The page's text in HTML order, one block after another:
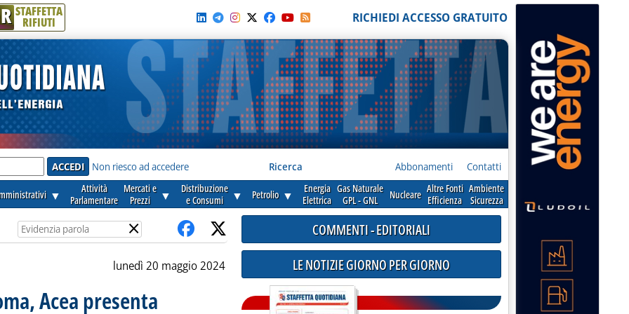
R STAFFETTA
RIFIUTI RICHIEDI ACCESSO GRATUITO
Non riesco ad accedere Ricerca Abbonamenti Contatti
▼
Attività
Parlamentare
Mercati e
Prezzi
▼
Distribuzione
e Consumi
▼ Petrolio ▼
Energia
Elettrica
Gas Naturale
GPL - GNL
Nucleare Altre Fonti
Efficienza
Ambiente
Sicurezza
×
lunedì 20 maggio 2024
Acea presenta
COMMENTI - EDITORIALI
LE NOTIZIE GIORNO PER GIORNO